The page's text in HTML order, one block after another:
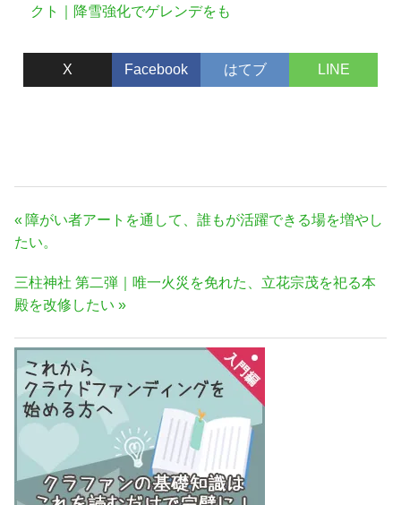
クト｜降雪強化でゲレンデをも
X Facebook はてブ LINE
投
稿
ビ
ゲ
ー
シ
ョ
ン
前
の
事:
障がい者アートを通して、誰もが活躍できる場を増やし
たい。
次
の
事:
三柱神社 第二弾｜唯一火災を免れた、立花宗茂を祀る本
殿を改修したい